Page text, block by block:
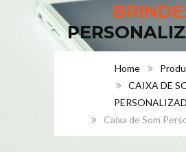
Home
CAIXA DE
Caixa de Som